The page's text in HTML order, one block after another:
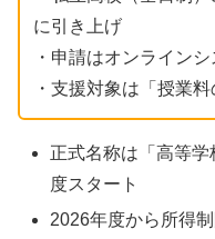
に引き上げ
・申請はオンライン
・支援対象は「授業
正式名称は「高等
度スタート
2026年度から所得